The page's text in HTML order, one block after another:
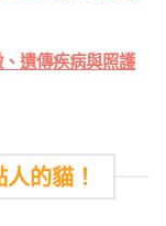
遺傳疾病與照護
的貓！